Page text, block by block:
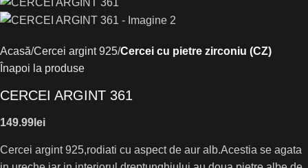
Acasă Cercei argint 925 Cercei cu pietre zirconiu (CZ)
Înapoi la produse
CERCEI ARGINT 361
149.99 lei
Cercei argint 925,rodiati cu aspect de aur alb.Acestia se agata